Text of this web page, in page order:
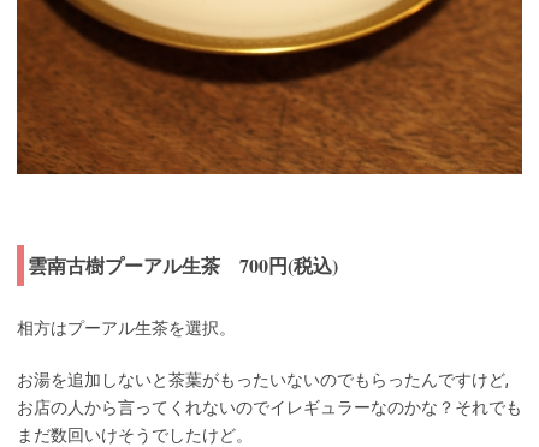
雲南古樹プーアル生茶 700円(税込)
相方はプーアル生茶を選択。
お湯を追加しないと茶葉がもったいないのでもらったんですけど,
お店の人から言ってくれないのでイレギュラーなのかな？それでも
まだ数回いけそうでしたけど。